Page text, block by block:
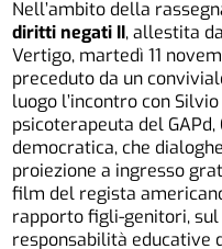
Nell’ambito della
diritti negati II, allestita
Vertigo, martedì 11
preceduto da un
luogo l’incontro con
psicoterapeuta del
democratica, che
proiezione a ingresso
film del regista
rapporto figli-genitori,
responsabilità educative